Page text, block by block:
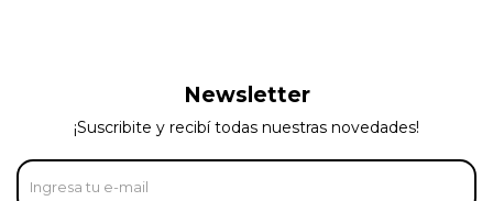
Newsletter
¡Suscribite y recibí todas nuestras novedades!